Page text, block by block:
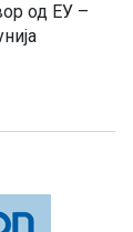
од ЕУ –